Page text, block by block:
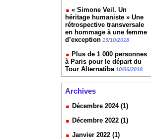
« Simone Veil. Un
héritage humaniste » Une
rétrospective transversale
en hommage à une femme
d’exception 19/10/2018
Plus de 1 000 personnes
à Paris pour le départ du
Tour Alternatiba 10/06/2018
Archives
Décembre 2024 (1)
Décembre 2022 (1)
Janvier 2022 (1)